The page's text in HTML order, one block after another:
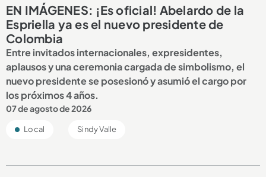
EN IMÁGENES: ¡Es oficial! Abelardo de la
Espriella ya es el nuevo presidente de
Colombia
Entre invitados internacionales, expresidentes,
aplausos y una ceremonia cargada de simbolismo, el
nuevo presidente se posesionó y asumió el cargo por
los próximos 4 años.
07 de agosto de 2026
Local Sindy Valle